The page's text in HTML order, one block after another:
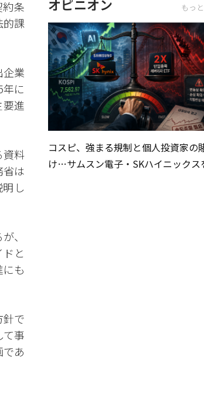
条
的課
業
に
進
資料
は
し
、
と
も
で
事
あ
オピニオン もっ
コスピ、強まる規制と個人投資家の
け…サムスン電子・SKハイニックス